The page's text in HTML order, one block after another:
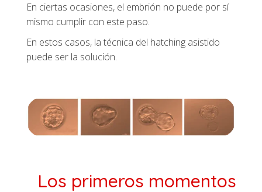
En ciertas ocasiones, el embrión no puede por sí
mismo cumplir con este paso.
En estos casos, la técnica del hatching asistido
puede ser la solución.
Los primeros momentos